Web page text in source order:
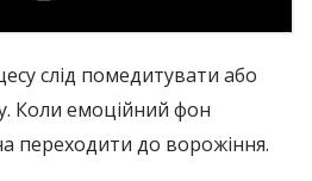
слід помедитувати або
Коли емоційний фон
переходити до ворожіння.